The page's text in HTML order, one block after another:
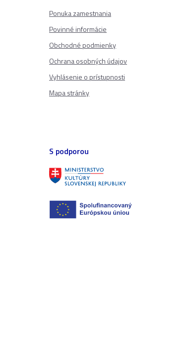
Ponuka zamestnania
Povinné informácie
Obchodné podmienky
Ochrana osobných údajov
Vyhlásenie o prístupnosti
Mapa stránky
S podporou